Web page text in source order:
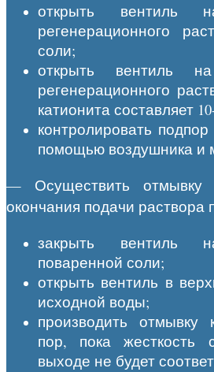
открыть вентиль
регенерационного
соли;
открыть вентиль
регенерационного
катионита составляет
контролировать
помощью воздушника и
— Осуществить отмывку
окончания подачи раствора
закрыть вентиль
поваренной соли;
открыть вентиль в
исходной воды;
производить отмывку
пор, пока жесткость
выходе не будет